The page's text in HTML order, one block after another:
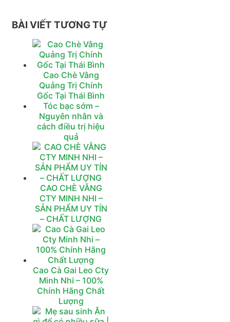
BÀI VIẾT TƯƠNG TỰ
Cao Chè Vằng
Quảng Trị Chính
Gốc Tại Thái Bình
Tóc bạc sớm –
Nguyên nhân và
cách điều trị hiệu
quả
CAO CHÈ VẰNG
CTY MINH NHI –
SẢN PHẨM UY TÍN
– CHẤT LƯỢNG
Cao Cà Gai Leo Cty
Minh Nhi – 100%
Chính Hãng Chất
Lượng